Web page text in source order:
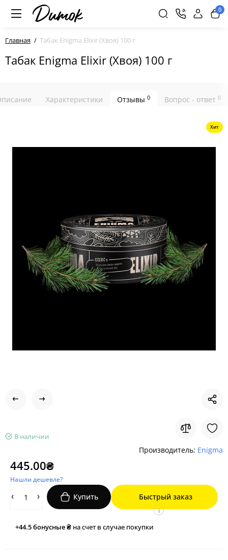
0
Главная Табак Enigma Elixir (Хвоя) 100 г
Табак Enigma Elixir (Хвоя) 100 г
Характеристики Отзывы 0 Вопрос - ответ 0
Хит
В наличии
Производитель: Enigma
445.00₴
Нашли дешевле?
Купить Быстрый заказ
+44.5бонусные ₴ на счет в случае покупки
i